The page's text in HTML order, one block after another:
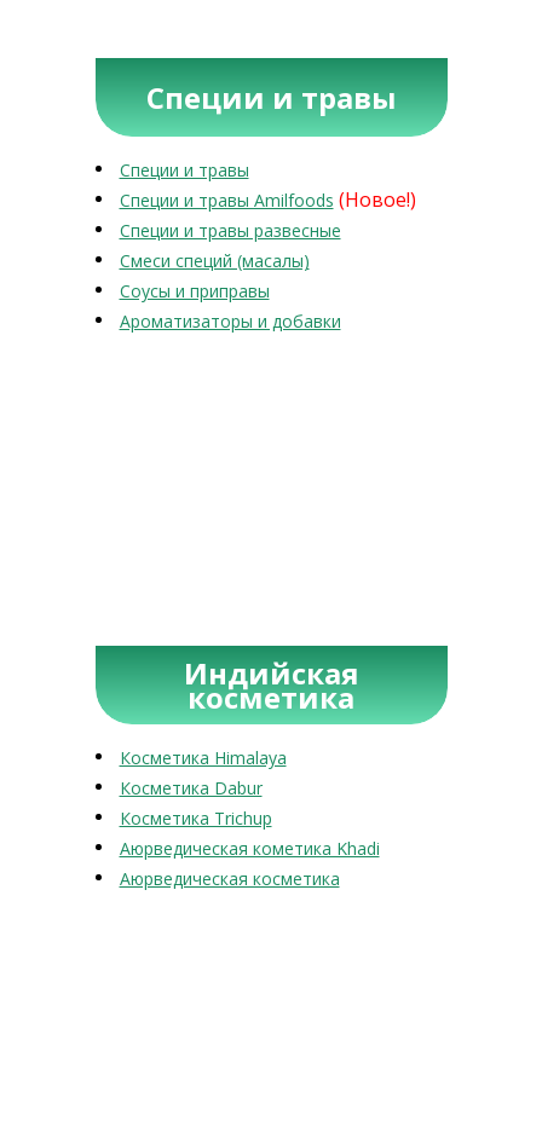
Специи и травы
Специи и травы
Специи и травы Amilfoods (Новое!)
Специи и травы развесные
Смеси специй (масалы)
Соусы и приправы
Ароматизаторы и добавки
Индийская
косметика
Косметика Himalaya
Косметика Dabur
Косметика Trichup
Аюрведическая кометика Khadi
Аюрведическая косметика